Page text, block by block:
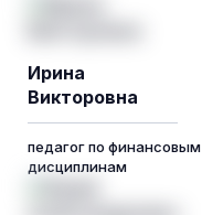
Ирина
Викторовна
педагог по финансовым
дисциплинам